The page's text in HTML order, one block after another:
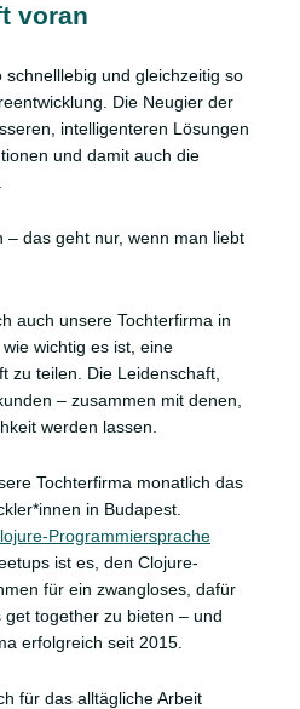
voran
schnelllebig und gleichzeitig so
Die Neugier der
intelligenteren Lösungen
und damit auch die
– das geht nur, wenn man liebt
auch unsere Tochterfirma in
wichtig es ist, eine
zu teilen. Die Leidenschaft,
– zusammen mit denen,
werden lassen.
Tochterfirma monatlich das
in Budapest.
Programmiersprache
ist es, den Clojure-
für ein zwangloses, dafür
together zu bieten – und
erfolgreich seit 2015.
für das alltägliche Arbeit